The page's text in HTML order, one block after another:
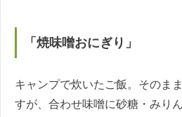
「焼味噌おにぎり」
キャンプで炊いたご飯。そのま
すが、合わせ味噌に砂糖・みり